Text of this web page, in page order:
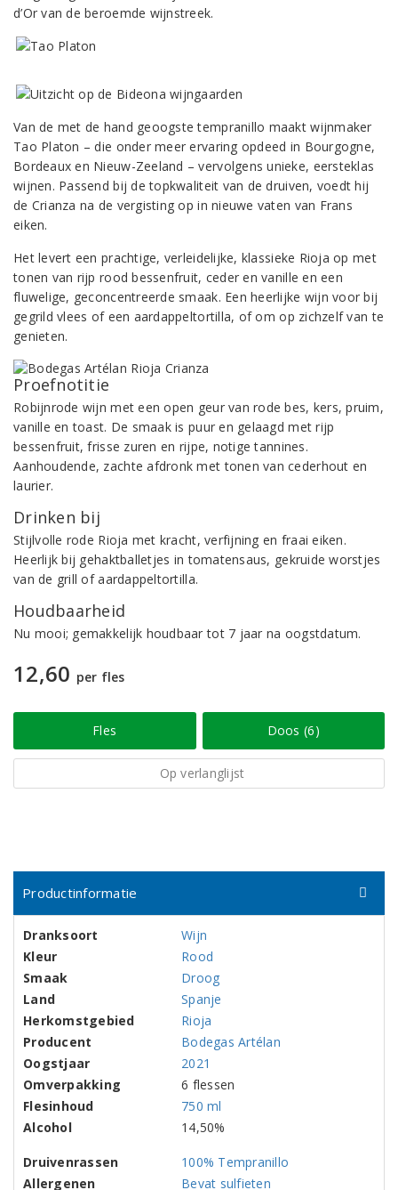
d’Or van de beroemde wijnstreek.
Van de met de hand geoogste tempranillo maakt wijnmaker
Tao Platon – die onder meer ervaring opdeed in Bourgogne,
Bordeaux en Nieuw-Zeeland – vervolgens unieke, eersteklas
wijnen. Passend bij de topkwaliteit van de druiven, voedt hij
de Crianza na de vergisting op in nieuwe vaten van Frans
eiken.
Het levert een prachtige, verleidelijke, klassieke Rioja op met
tonen van rijp rood bessenfruit, ceder en vanille en een
fluwelige, geconcentreerde smaak. Een heerlijke wijn voor bij
gegrild vlees of een aardappeltortilla, of om op zichzelf van te
genieten.
Proefnotitie
Robijnrode wijn met een open geur van rode bes, kers, pruim,
vanille en toast. De smaak is puur en gelaagd met rijp
bessenfruit, frisse zuren en rijpe, notige tannines.
Aanhoudende, zachte afdronk met tonen van cederhout en
laurier.
Drinken bij
Stijlvolle rode Rioja met kracht, verfijning en fraai eiken.
Heerlijk bij gehaktballetjes in tomatensaus, gekruide worstjes
van de grill of aardappeltortilla.
Houdbaarheid
Nu mooi; gemakkelijk houdbaar tot 7 jaar na oogstdatum.
12,60 per fles
Fles Doos (6)
Op verlanglijst
Productinformatie
Dranksoort
Wijn
Kleur
Rood
Smaak
Droog
Land
Spanje
Herkomstgebied
Rioja
Producent
Bodegas Artélan
Oogstjaar
2021
Omverpakking
6 flessen
Flesinhoud
750 ml
Alcohol
14,50%
Druivenrassen
100% Tempranillo
Allergenen
Bevat sulfieten